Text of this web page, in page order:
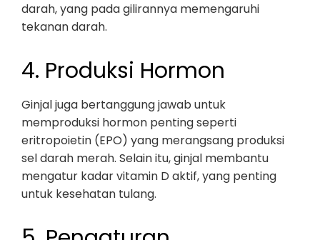
darah, yang pada gilirannya memengaruhi
tekanan darah.
4. Produksi Hormon
Ginjal juga bertanggung jawab untuk
memproduksi hormon penting seperti
eritropoietin (EPO) yang merangsang produksi
sel darah merah. Selain itu, ginjal membantu
mengatur kadar vitamin D aktif, yang penting
untuk kesehatan tulang.